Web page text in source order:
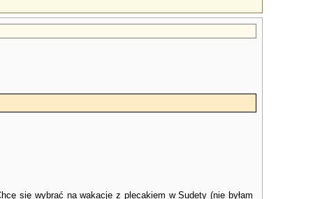
się wybrać na wakacje z plecakiem w Sudety (nie byłam